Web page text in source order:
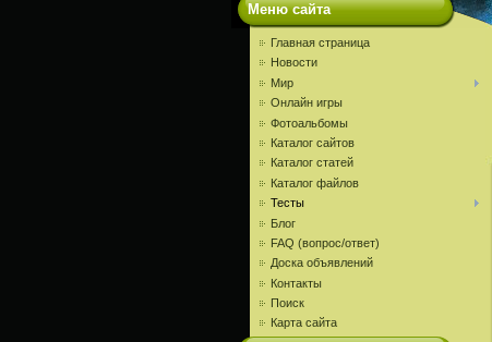
Меню сайта
Главная страница
Новости
Мир
Онлайн игры
Фотоальбомы
Каталог сайтов
Каталог статей
Каталог файлов
Тесты
Блог
FAQ (вопрос/ответ)
Доска объявлений
Контакты
Поиск
Карта сайта